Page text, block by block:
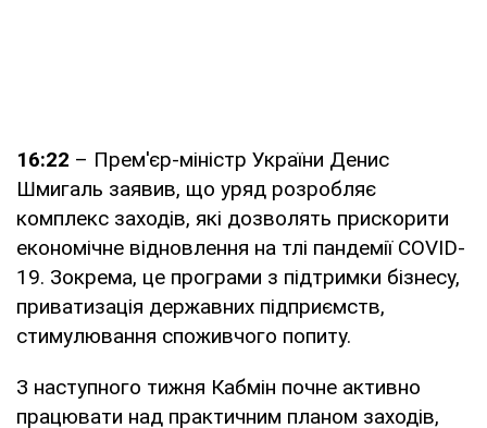
16:22 – Прем'єр-міністр України Денис
Шмигаль заявив, що уряд розробляє
комплекс заходів, які дозволять прискорити
економічне відновлення на тлі пандемії COVID-
19. Зокрема, це програми з підтримки бізнесу,
приватизація державних підприємств,
стимулювання споживчого попиту.
З наступного тижня Кабмін почне активно
працювати над практичним планом заходів,